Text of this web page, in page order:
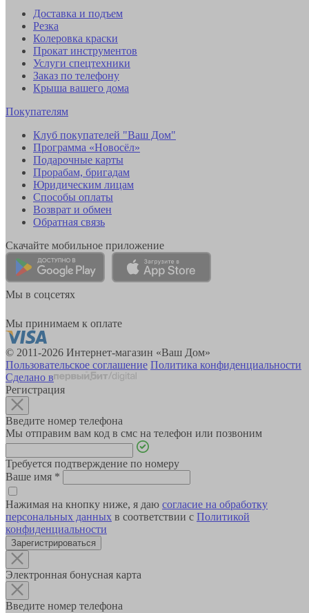
Доставка и подъем
Резка
Колеровка краски
Прокат инструментов
Услуги спецтехники
Заказ по телефону
Крыша вашего дома
Покупателям
Клуб покупателей "Ваш Дом"
Программа «Новосёл»
Подарочные карты
Прорабам, бригадам
Юридическим лицам
Способы оплаты
Возврат и обмен
Обратная связь
Скачайте мобильное приложение
Мы в соцсетях
Мы принимаем к оплате
© 2011-2026 Интернет-магазин «Ваш Дом»
Пользовательское соглашение Политика конфиденциальности
Сделано в
Регистрация
Введите номер телефона
Мы отправим вам код в смс на телефон или позвоним
Требуется подтверждение по номеру
Ваше имя *
Нажимая на кнопку ниже, я даю согласие на обработку
персональных данных в соответствии с Политикой
конфиденциальности
Зарегистрироваться
Электронная бонусная карта
Введите номер телефона